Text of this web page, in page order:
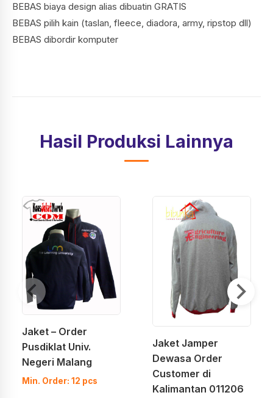
BEBAS biaya design alias dibuatin GRATIS
BEBAS pilih kain (taslan, fleece, diadora, army, ripstop dll)
BEBAS dibordir komputer
Hasil Produksi Lainnya
Jaket – Order
Pusdiklat Univ.
Negeri Malang
Min. Order: 12 pcs
Jaket Jamper
Dewasa Order
Customer di
Kalimantan 011206